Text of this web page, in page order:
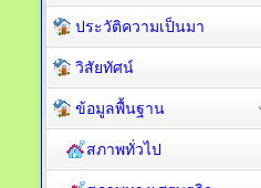
ประวัติความเป็นมา
วิสัยทัศน์
ข้อมูลพื้นฐาน
สภาพทั่วไป